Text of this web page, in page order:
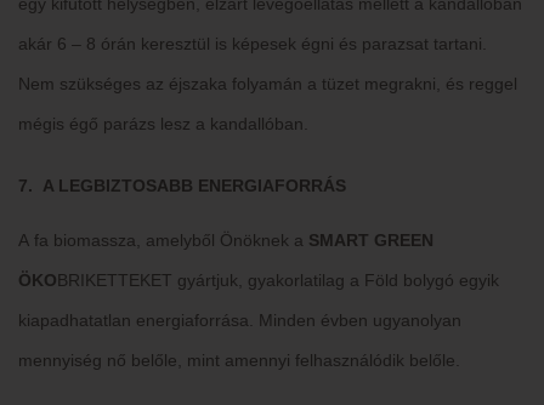
akár 6 – 8 órán keresztül is képesek égni és parazsat tartani.
Nem szükséges az éjszaka folyamán a tüzet megrakni, és reggel
mégis égő parázs lesz a kandallóban.
7. A LEGBIZTOSABB ENERGIAFORRÁS
A fa biomassza, amelyből Önöknek a SMART GREEN
ÖKOBRIKETTEKET gyártjuk, gyakorlatilag a Föld bolygó egyik
kiapadhatatlan energiaforrása. Minden évben ugyanolyan
mennyiség nő belőle, mint amennyi felhasználódik belőle.